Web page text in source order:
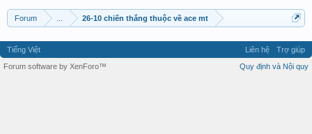
Forum 26-10 chiến thắng thuộc về ace mt
Tiếng Việt Liên hệ
Trợ giúp
Quy định và Nội quy
Forum software by XenForo™